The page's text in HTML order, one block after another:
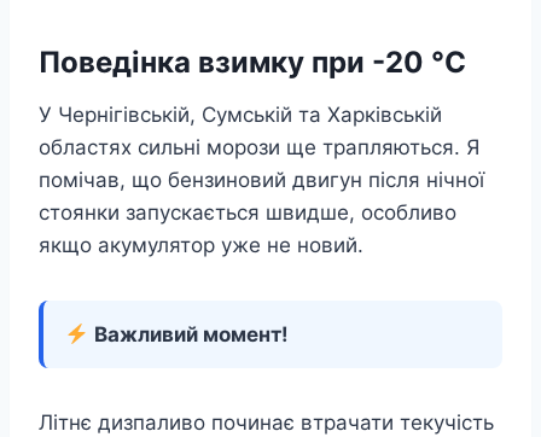
Поведінка взимку при -20 °C
У Чернігівській, Сумській та Харківській
областях сильні морози ще трапляються. Я
помічав, що бензиновий двигун після нічної
стоянки запускається швидше, особливо
якщо акумулятор уже не новий.
Важливий момент!
Літнє дизпаливо починає втрачати текучість